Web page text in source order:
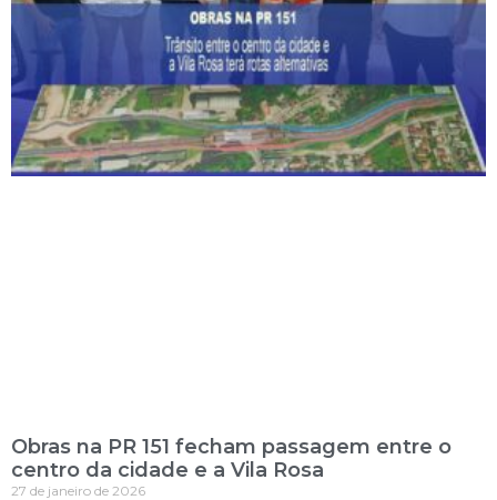
Obras na PR 151 fecham passagem entre o
centro da cidade e a Vila Rosa
27 de janeiro de 2026